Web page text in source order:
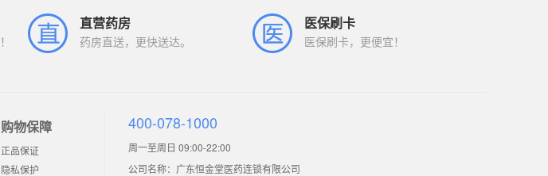
直营药房
药房直送，更快送达。
医保刷卡
医保刷卡，更便宜！
购物保障
正品保证
隐私保护
400-078-1000
周一至周日 09:00-22:00
公司名称：广东恒金堂医药连锁有限公司